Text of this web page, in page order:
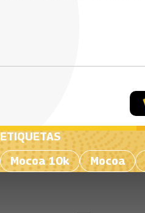
ETIQUETAS
Mocoa 10k
Mocoa